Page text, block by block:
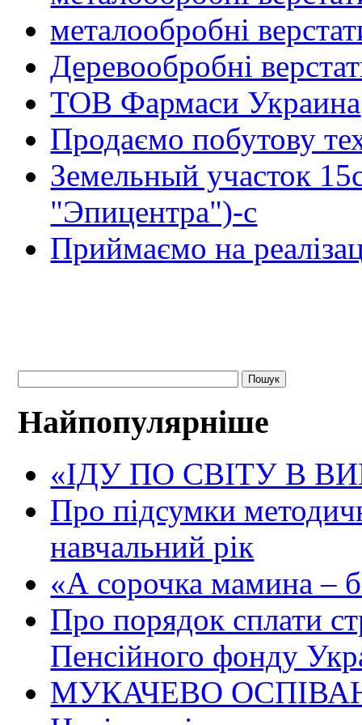
металообробні
Деревообробні
ТОВ Фармаси Украина
Продаємо побутову
Земельный участок
"Эпицентра")-с
Приймаємо на
Найпопулярніше
«ІДУ ПО СВІТУ В
Про підсумки
навчальний рік
«А сорочка мамина –
Про порядок сплати
Пенсійного фонду
МУКАЧЕВО